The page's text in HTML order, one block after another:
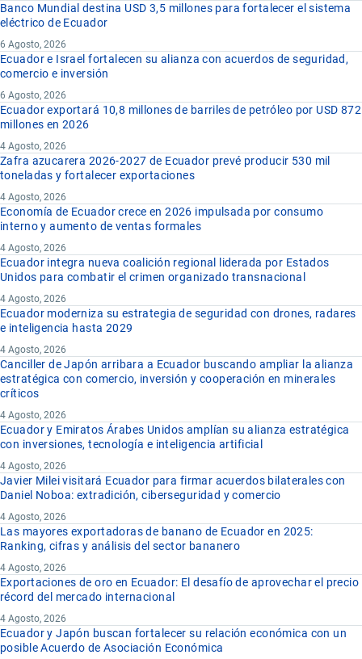
Banco Mundial destina USD 3,5 millones para fortalecer el sistema
eléctrico de Ecuador
6 Agosto, 2026
Ecuador e Israel fortalecen su alianza con acuerdos de seguridad,
comercio e inversión
6 Agosto, 2026
Ecuador exportará 10,8 millones de barriles de petróleo por USD 872
millones en 2026
4 Agosto, 2026
Zafra azucarera 2026-2027 de Ecuador prevé producir 530 mil
toneladas y fortalecer exportaciones
4 Agosto, 2026
Economía de Ecuador crece en 2026 impulsada por consumo
interno y aumento de ventas formales
4 Agosto, 2026
Ecuador integra nueva coalición regional liderada por Estados
Unidos para combatir el crimen organizado transnacional
4 Agosto, 2026
Ecuador moderniza su estrategia de seguridad con drones, radares
e inteligencia hasta 2029
4 Agosto, 2026
Canciller de Japón arribara a Ecuador buscando ampliar la alianza
estratégica con comercio, inversión y cooperación en minerales
críticos
4 Agosto, 2026
Ecuador y Emiratos Árabes Unidos amplían su alianza estratégica
con inversiones, tecnología e inteligencia artificial
4 Agosto, 2026
Javier Milei visitará Ecuador para firmar acuerdos bilaterales con
Daniel Noboa: extradición, ciberseguridad y comercio
4 Agosto, 2026
Las mayores exportadoras de banano de Ecuador en 2025:
Ranking, cifras y análisis del sector bananero
4 Agosto, 2026
Exportaciones de oro en Ecuador: El desafío de aprovechar el precio
récord del mercado internacional
4 Agosto, 2026
Ecuador y Japón buscan fortalecer su relación económica con un
posible Acuerdo de Asociación Económica